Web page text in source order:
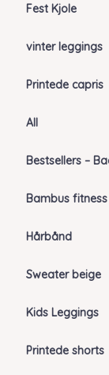
Fest Kjole
vinter leggings
Printede capris
All
Bestsellers –
Bambus
Hårbånd
Sweater beige
Kids Leggings
Printede shorts